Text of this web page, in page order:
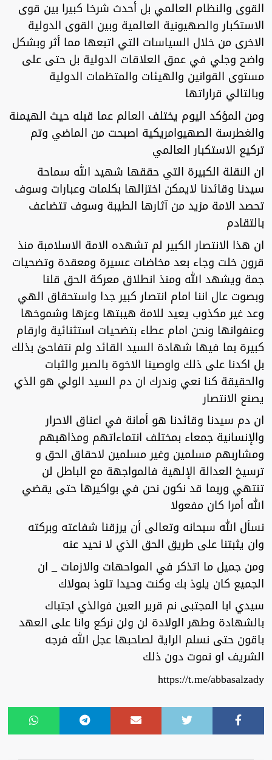
القوى والنظام العالمي بل أحدث شرخا كبيرا بين قوى
الاستكبار والصهيونية العالمية وبين القوى الدولية
الاخرى من خلال السياسات التي اتبعها مما أثر وبشكل
واضح وجلي في عمق العلاقات الدولية بل حتى على
مستوى القوانين والهيئات والمتظمات الدولية
وبالتالي قراراتها
ومن المؤكد اليوم يختلف العالم عما قبله حيث الهيمنة
والغطرسة الصهيوامريكية اصبحت من الماضي وتم
تركيع الاستكبار العالمي
ان النقلة الكبيرة التي حققها شهيد الله سماحة
سيدنا وقائدنا لايمكن اختزالها بكلمات وعبارات وسوف
تحصد الامة مزيد من آثارها الطيبة وسوف تتضاعف
بالتقادم
ان هذا الانتصار الكبير لم تشهده الامة الاسلامبة منذ
قرون خلت وجاء بعد مخاضات عسيرة ومعقدة وتضحيات
جمة ويشهد الله ومنذ انطلاق معركة الحق قلنا
وبصوت عال اننا امام انتصار كبير جدا واستحقاق الهي
وعد غير مكذوب يعيد للامة هيبتها وعزها وشموخها
وعنفوانها ونحن امام عطاء بتضحيات استثنائية وارقام
كبيرة بما فيها شهادة السيد القائد ولم نتفاحئ بذلك
بل اكدنا على ذلك واوصينا الاخوة بالصبر والثبات
والحقيقة كنا نعي وندرك ان دم السيد الولي هو الذي
يصنع الانتصار
ان دم سيدنا وقائدنا هو أمانة في اعناق الاحرار
والإنسانية جمعاء بمختلف انتماءاتهم ومذاهبهم
ومشاربهم مسلمين وغير مسلمين لاحقاق الحق و
ترسيخ العدالة الإلهية فالمواجهة مع الباطل لن
تنتهي وربما قد نكون نحن في بواكيرها حتى يقضي
الله أمرا كان مفعولا
نسأل الله سبحانه وتعالى أن يرزقنا شفاعته وبركته
وان يثبتنا على طريق الحق الذي لا نحيد عنه
ومن جميل ما اتذكر في المواحهات والازمات _ ان
الجميع كان يلوذ بك وكنت وحيدا تلوذ بمولاك
سيدي ابا المجتبى نم قرير العين فوالذي اجتباك
بالشهادة وطهر الولادة لن ولن نركع وانا على العهد
باقون حتى نسلم الراية لصاحبها عجل الله فرجه
الشريف او نموت دون ذلك
https://t.me/abbasalzady